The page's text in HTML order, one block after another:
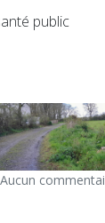
public
Aucun